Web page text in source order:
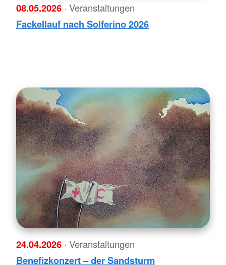
08.05.2026 · Veranstaltungen
Fackellauf nach Solferino 2026
24.04.2026 · Veranstaltungen
Benefizkonzert – der Sandsturm